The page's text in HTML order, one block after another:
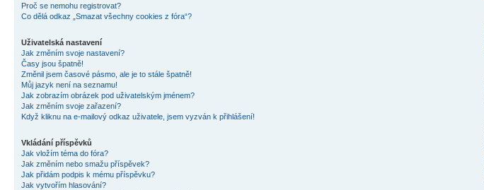
Proč se nemohu registrovat?
Co dělá odkaz „Smazat všechny cookies z fóra“?
Uživatelská nastavení
Jak změním svoje nastavení?
Časy jsou špatně!
Změnil jsem časové pásmo, ale je to stále špatně!
Můj jazyk není na seznamu!
Jak zobrazím obrázek pod uživatelským jménem?
Jak změním svoje zařazení?
Když kliknu na e-mailový odkaz uživatele, jsem vyzván k přihlášení!
Vkládání příspěvků
Jak vložím téma do fóra?
Jak změním nebo smažu příspěvek?
Jak přidám podpis k mému příspěvku?
Jak vytvořím hlasování?